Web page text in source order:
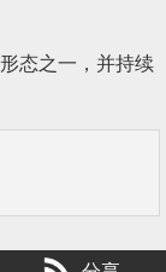
态之一，并持续